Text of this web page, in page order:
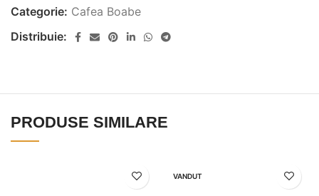
Categorie: Cafea Boabe
Distribuie:
PRODUSE SIMILARE
VANDUT